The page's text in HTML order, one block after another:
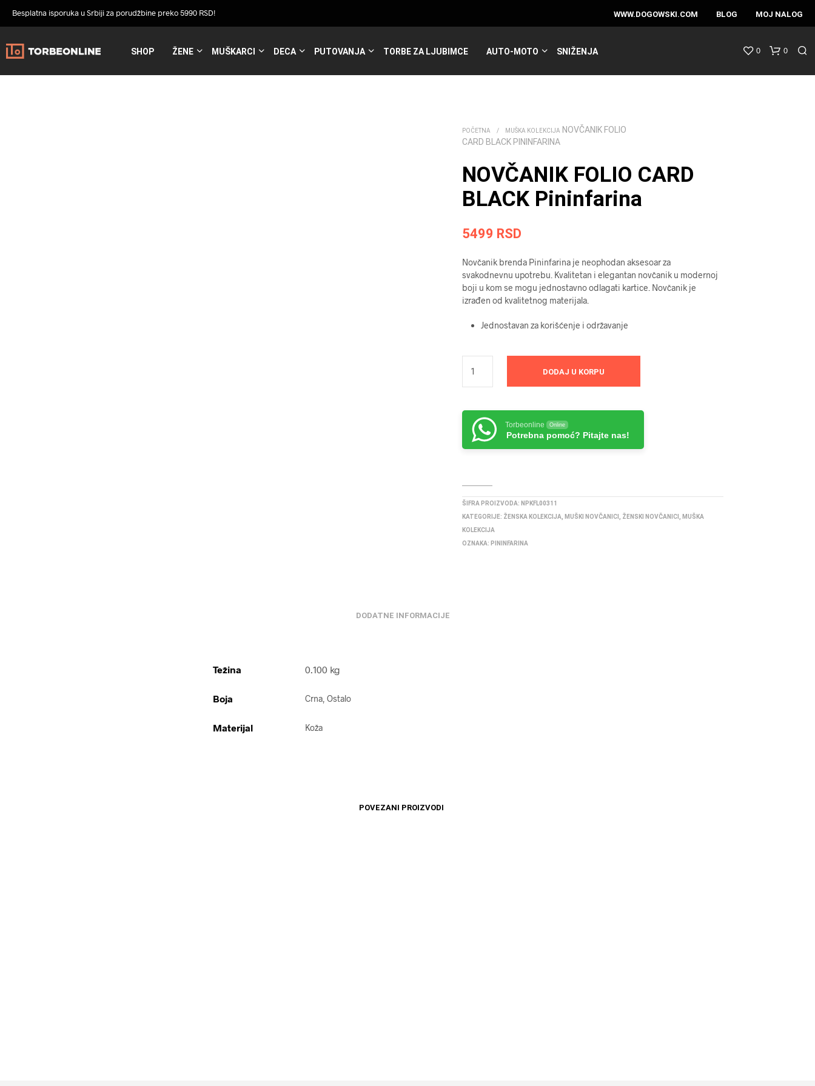
Besplatna isporuka u Srbiji za porudžbine preko 5990 RSD! WWW.DOGOWSKI.COM BLOG MOJ NALOG
SHOP ŽENE MUŠKARCI DECA PUTOVANJA TORBE ZA LJUBIMCE AUTO-MOTO SNIŽENJA 0 0
POČETNA / MUŠKA KOLEKCIJA NOVČANIK FOLIO
CARD BLACK PININFARINA
NOVČANIK FOLIO CARD
BLACK Pininfarina
5499 RSD
Novčanik brenda Pininfarina je neophodan aksesoar za
svakodnevnu upotrebu. Kvalitetan i elegantan novčanik u modernoj
boji u kom se mogu jednostavno odlagati kartice. Novčanik je
izrađen od kvalitetnog materijala.
Jednostavan za korišćenje i održavanje
DODAJ U KORPU
Torbeonline Online
Potrebna pomoć? Pitajte nas!
ŠIFRA PROIZVODA: NPKFL00311
KATEGORIJE: ŽENSKA KOLEKCIJA MUŠKI NOVČANICI ŽENSKI NOVČANICI
MUŠKA
KOLEKCIJA
OZNAKA: PININFARINA
DODATNE INFORMACIJE
Težina 0.100 kg
Boja Crna, Ostalo
Materijal Koža
POVEZANI PROIZVODI